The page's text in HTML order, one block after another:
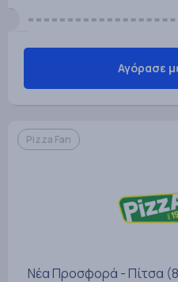
Αγόρασε
Pizza Fan
Νέα Προσφορά - Πίτσα